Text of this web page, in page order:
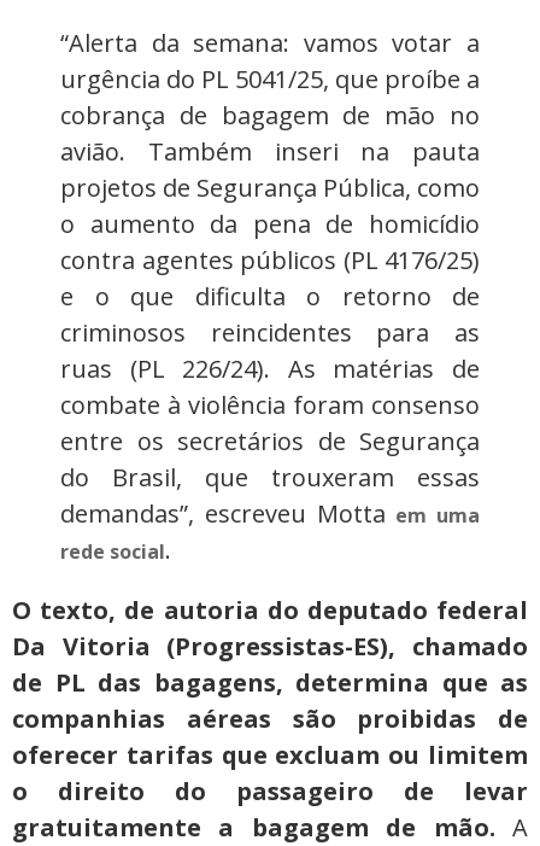
“Alerta da semana: vamos votar a
urgência do PL 5041/25, que proíbe a
cobrança de bagagem de mão no
avião. Também inseri na pauta
projetos de Segurança Pública, como
o aumento da pena de homicídio
contra agentes públicos (PL 4176/25)
e o que dificulta o retorno de
criminosos reincidentes para as
ruas (PL 226/24). As matérias de
combate à violência foram consenso
entre os secretários de Segurança
do Brasil, que trouxeram essas
demandas”, escreveu Motta em uma
rede social.
O texto, de autoria do deputado federal
Da Vitoria (Progressistas-ES), chamado
de PL das bagagens, determina que as
companhias aéreas são proibidas de
oferecer tarifas que excluam ou limitem
o direito do passageiro de levar
gratuitamente a bagagem de mão. A